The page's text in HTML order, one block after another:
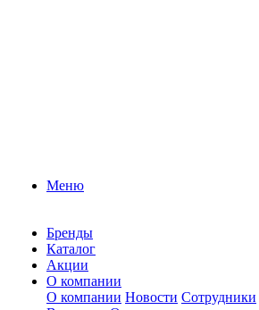
Меню
Бренды
Каталог
Акции
О компании
О компании Новости Сотрудники